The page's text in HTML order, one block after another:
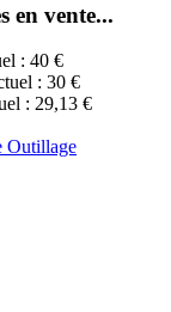
en vente...
: 40 €
: 30 €
: 29,13 €
Outillage